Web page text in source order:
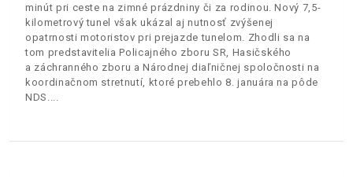
minút pri ceste na zimné prázdniny či za rodinou. Nový 7,5-
kilometrový tunel však ukázal aj nutnosť zvýšenej
opatrnosti motoristov pri prejazde tunelom. Zhodli sa na
tom predstavitelia Policajného zboru SR, Hasičského
a záchranného zboru a Národnej diaľničnej spoločnosti na
koordinačnom stretnutí, ktoré prebehlo 8. januára na pôde
NDS.